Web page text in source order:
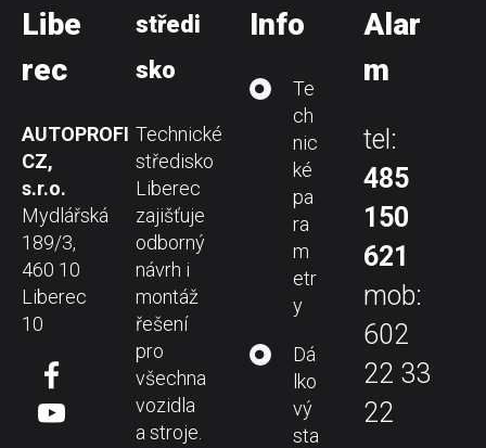
Libe
rec
AUTOPROFI
CZ,
s.r.o.
Mydlářská
189/3,
460 10
Liberec
10
středi
sko
Technické
středisko
Liberec
zajišťuje
odborný
návrh i
montáž
řešení
pro
všechna
vozidla
a stroje.
Info
Te
ch
nic
ké
pa
ra
m
etr
y
Dá
lko
vý
sta
Alar
m
tel:
485
150
621
mob:
602
22 33
22